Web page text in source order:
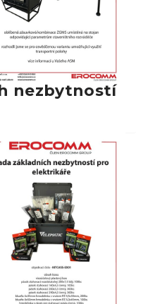
nezbytností